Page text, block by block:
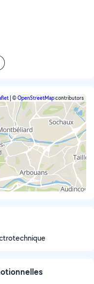
©OpenStreetMapcontributors